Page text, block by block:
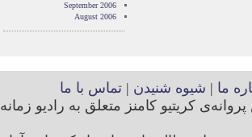
September 2006
August 2006
ما | شیوه شنیدن |تماس با ما
کریتیو کامنز متعلق به رادیو زمانه